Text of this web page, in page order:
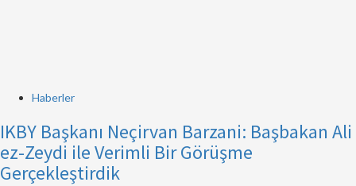
Haberler
IKBY Başkanı Neçirvan Barzani: Başbakan Ali
ez-Zeydi ile Verimli Bir Görüşme
Gerçekleştirdik